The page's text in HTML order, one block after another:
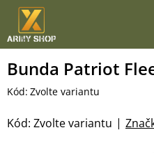
Přejít
obsah
Bunda Patriot
Kód: Zvolte variantu
Kód: Zvolte variantu